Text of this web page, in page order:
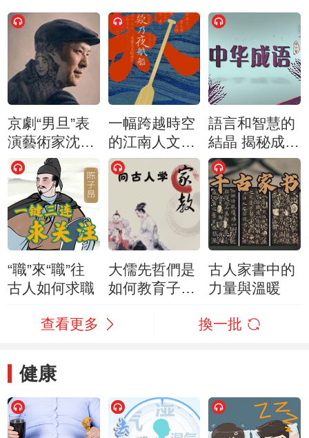
京劇“男旦”表
演藝術家沈福
存的藝術人生
一幅跨越時空
的江南人文全
景畫卷
語言和智慧的
結晶 揭秘成語
的來源
“職”來“職”往
古人如何求職
大儒先哲們是
如何教育子女
古人家書中的
力量與溫暖
查看更多 換一批
健康